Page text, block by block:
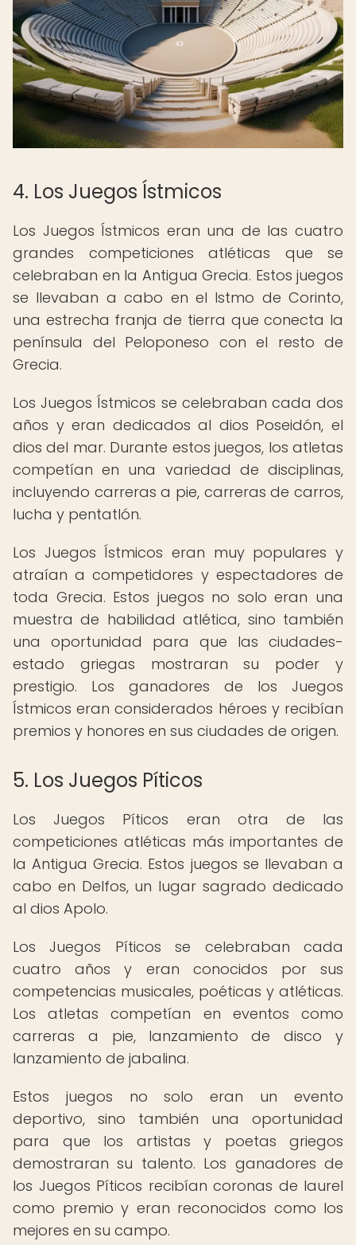
4. Los Juegos Ístmicos
Los Juegos Ístmicos eran una de las cuatro
grandes competiciones atléticas que se
celebraban en la Antigua Grecia. Estos juegos
se llevaban a cabo en el Istmo de Corinto,
una estrecha franja de tierra que conecta la
península del Peloponeso con el resto de
Grecia.
Los Juegos Ístmicos se celebraban cada dos
años y eran dedicados al dios Poseidón, el
dios del mar. Durante estos juegos, los atletas
competían en una variedad de disciplinas,
incluyendo carreras a pie, carreras de carros,
lucha y pentatlón.
Los Juegos Ístmicos eran muy populares y
atraían a competidores y espectadores de
toda Grecia. Estos juegos no solo eran una
muestra de habilidad atlética, sino también
una oportunidad para que las ciudades-
estado griegas mostraran su poder y
prestigio. Los ganadores de los Juegos
Ístmicos eran considerados héroes y recibían
premios y honores en sus ciudades de origen.
5. Los Juegos Píticos
Los Juegos Píticos eran otra de las
competiciones atléticas más importantes de
la Antigua Grecia. Estos juegos se llevaban a
cabo en Delfos, un lugar sagrado dedicado
al dios Apolo.
Los Juegos Píticos se celebraban cada
cuatro años y eran conocidos por sus
competencias musicales, poéticas y atléticas.
Los atletas competían en eventos como
carreras a pie, lanzamiento de disco y
lanzamiento de jabalina.
Estos juegos no solo eran un evento
deportivo, sino también una oportunidad
para que los artistas y poetas griegos
demostraran su talento. Los ganadores de
los Juegos Píticos recibían coronas de laurel
como premio y eran reconocidos como los
mejores en su campo.